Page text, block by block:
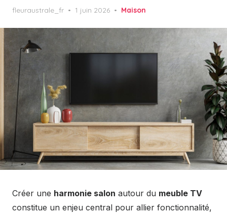
fleuraustrale_fr
Posted
1 juin 2026 Maison
Créer une harmonie salon autour du meuble TV
constitue un enjeu central pour allier fonctionnalité,